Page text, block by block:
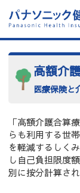
高額介
医療保険と
「高額介護合算
らも利用する世
を軽減するしく
し自己負担限度
別に按分計算さ